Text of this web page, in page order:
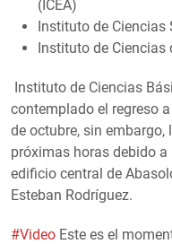
(ICEA)
Instituto de Ciencias
Instituto de Ciencias
Instituto de Ciencias
contemplado el regreso
de octubre, sin
próximas horas debido
edificio central de
Esteban Rodríguez.
#Video Este es el